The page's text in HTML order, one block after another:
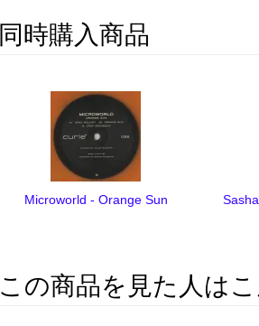
同時購入商品
Microworld - Orange Sun
この商品を見た人は